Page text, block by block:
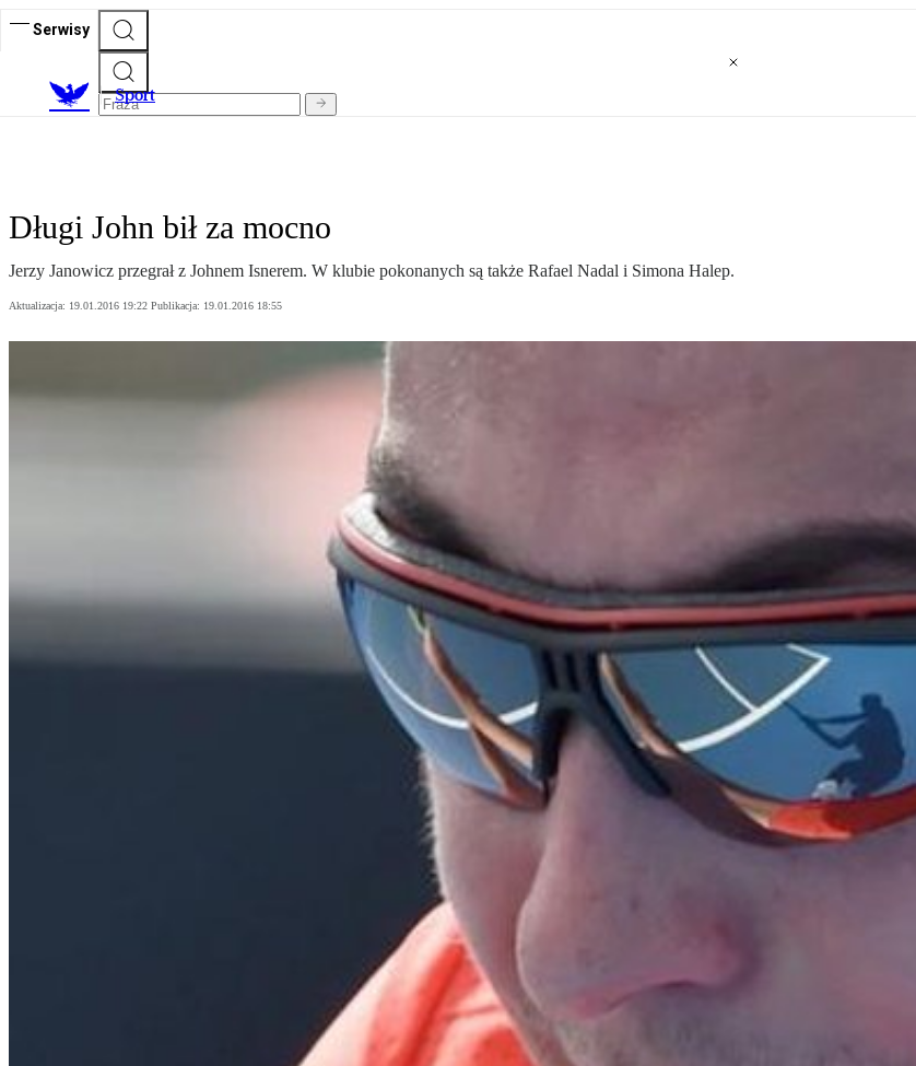
Serwisy
Sport
Długi John bił za mocno
Jerzy Janowicz przegrał z Johnem Isnerem. W klubie pokonanych są także Rafael Nadal i Simona Halep.
Aktualizacja: 19.01.2016 19:22 Publikacja: 19.01.2016 18:55